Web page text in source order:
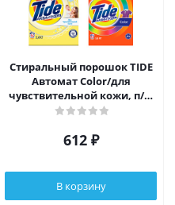
Стиральный порошок TIDE
Автомат Color/для
чувствительной кожи, п/э,
2,4кг
612₽
В корзину